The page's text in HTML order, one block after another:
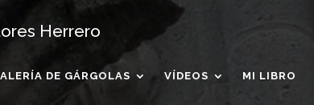
Herrero
DE GÁRGOLAS VÍDEOS MI LIBRO